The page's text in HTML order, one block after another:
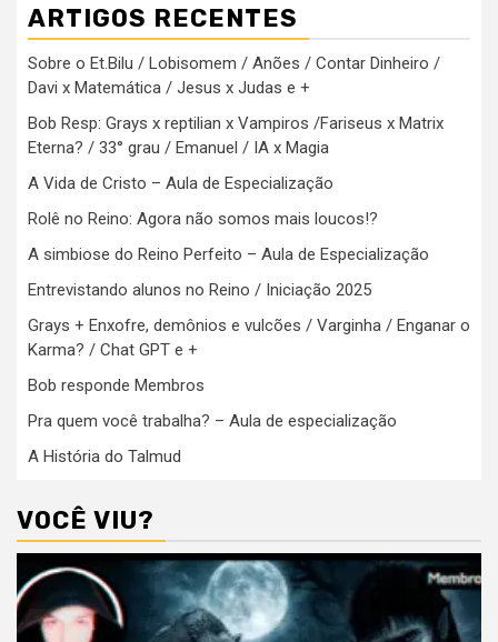
ARTIGOS RECENTES
Sobre o Et.Bilu / Lobisomem / Anões / Contar Dinheiro /
Davi x Matemática / Jesus x Judas e +
Bob Resp: Grays x reptilian x Vampiros /Fariseus x Matrix
Eterna? / 33° grau / Emanuel / IA x Magia
A Vida de Cristo – Aula de Especialização
Rolê no Reino: Agora não somos mais loucos!?
A simbiose do Reino Perfeito – Aula de Especialização
Entrevistando alunos no Reino / Iniciação 2025
Grays + Enxofre, demônios e vulcões / Varginha / Enganar o
Karma? / Chat GPT e +
Bob responde Membros
Pra quem você trabalha? – Aula de especialização
A História do Talmud
VOCÊ VIU?